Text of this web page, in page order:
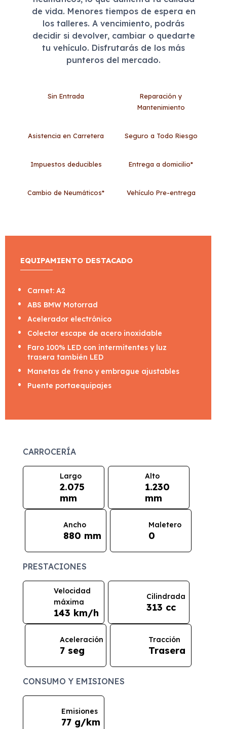
de vida. Menores tiempos de espera en
los talleres. A vencimiento, podrás
decidir si devolver, cambiar o quedarte
tu vehículo. Disfrutarás de los más
punteros del mercado.
Sin Entrada
Reparación y
Mantenimiento
Asistencia en Carretera Seguro a Todo Riesgo
Impuestos deducibles Entrega a domicilio*
Cambio de Neumáticos* Vehículo Pre-entrega
EQUIPAMIENTO DESTACADO
Carnet: A2
ABS BMW Motorrad
Acelerador electrónico
Colector escape de acero inoxidable
Faro 100% LED con intermitentes y luz
trasera también LED
Manetas de freno y embrague ajustables
Puente portaequipajes
CARROCERÍA
Largo
2.075
mm
Alto
1.230
mm
Ancho
880 mm
Maletero
0
PRESTACIONES
Velocidad
máxima
143 km/h
Cilindrada
313 cc
Aceleración
7 seg
Tracción
Trasera
CONSUMO Y EMISIONES
Emisiones
77 g/km